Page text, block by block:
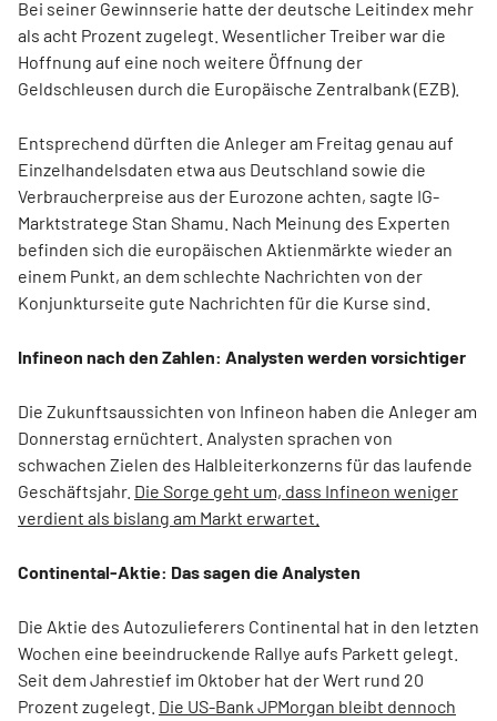
Bei seiner Gewinnserie hatte der deutsche Leitindex mehr
als acht Prozent zugelegt. Wesentlicher Treiber war die
Hoffnung auf eine noch weitere Öffnung der
Geldschleusen durch die Europäische Zentralbank (EZB).
Entsprechend dürften die Anleger am Freitag genau auf
Einzelhandelsdaten etwa aus Deutschland sowie die
Verbraucherpreise aus der Eurozone achten, sagte IG-
Marktstratege Stan Shamu. Nach Meinung des Experten
befinden sich die europäischen Aktienmärkte wieder an
einem Punkt, an dem schlechte Nachrichten von der
Konjunkturseite gute Nachrichten für die Kurse sind.
Infineon nach den Zahlen: Analysten werden vorsichtiger
Die Zukunftsaussichten von Infineon haben die Anleger am
Donnerstag ernüchtert. Analysten sprachen von
schwachen Zielen des Halbleiterkonzerns für das laufende
Geschäftsjahr. Die Sorge geht um, dass Infineon weniger
verdient als bislang am Markt erwartet.
Continental-Aktie: Das sagen die Analysten
Die Aktie des Autozulieferers Continental hat in den letzten
Wochen eine beeindruckende Rallye aufs Parkett gelegt.
Seit dem Jahrestief im Oktober hat der Wert rund 20
Prozent zugelegt. Die US-Bank JPMorgan bleibt dennoch